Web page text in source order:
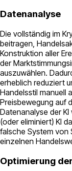
Datenanalyse
Die vollständig im
beitragen,
Konstruktion aller
der
auszuwählen.
erheblich reduziert
Handelsstil manuell
Preisbewegung auf
Datenanalyse der
(oder eliminiert) KI
falsche System von
einzelnen
Optimierung